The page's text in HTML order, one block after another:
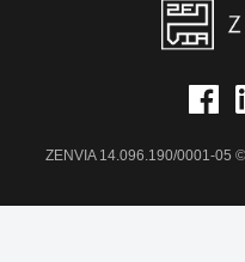
ZENVIA 14.096.190/0001-05